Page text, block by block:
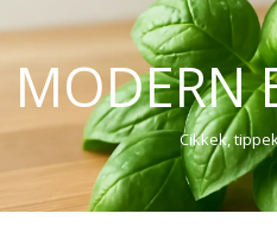
MODERN
Cikkek,